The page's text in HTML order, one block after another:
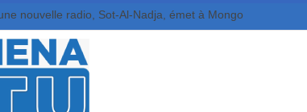
nouvelle radio, Sot-Al-Nadja, émet à Mongo